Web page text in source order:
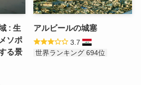
: 生
ソポ
る景
アルビールの城塞
3.7
世界ランキング 694位